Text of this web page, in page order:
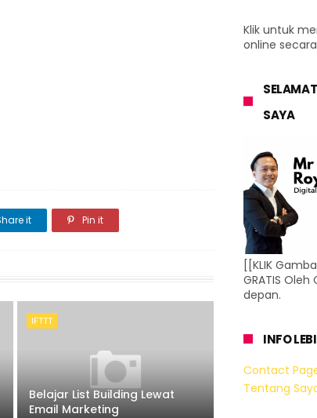
it Pin it
IFTTT
Belajar List Building Lewat
Email Marketing
Klik untuk
online secara
SAYA
[[KLIK
GRATIS Oleh
depan.
INFO
Contact
Tentang